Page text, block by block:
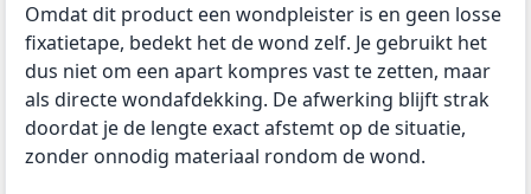
Omdat dit product een wondpleister is en geen losse
fixatietape, bedekt het de wond zelf. Je gebruikt het
dus niet om een apart kompres vast te zetten, maar
als directe wondafdekking. De afwerking blijft strak
doordat je de lengte exact afstemt op de situatie,
zonder onnodig materiaal rondom de wond.